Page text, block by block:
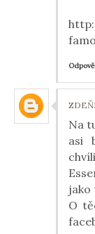
Na
asi
jako
O